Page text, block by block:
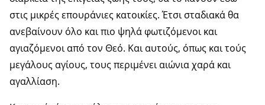
στις μικρές επουράνιες κατοικίες. Έτσι σταδιακά θα
ανεβαίνουν όλο και πιο ψηλά φωτιζόμενοι και
αγιαζόμενοι από τον Θεό. Και αυτούς, όπως και τούς
μεγάλους αγίους, τους περιμένει αιώνια χαρά και
αγαλλίαση.